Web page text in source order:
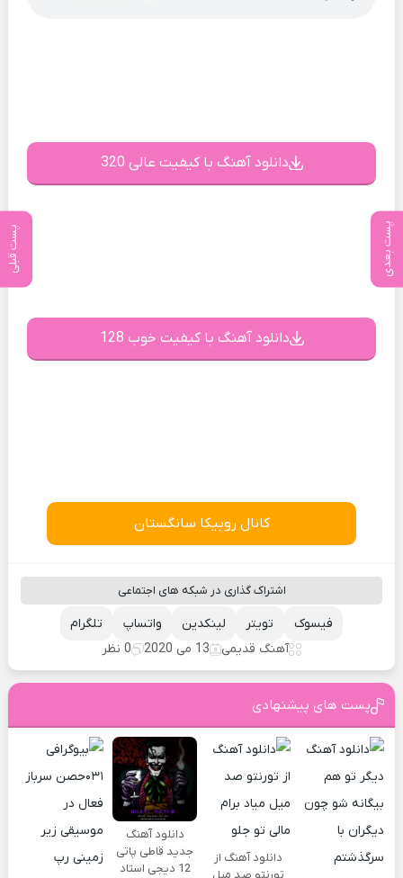
پست بعدی پست قبلی
دانلود آهنگ با کیفیت عالی 320
دانلود آهنگ با کیفیت خوب 128
کانال روبیکا سانگستان
اشتراک گذاری در شبکه های اجتماعی
تلگرام واتساپ لینکدین تویتر
فیسوک
آهنگ قدیمی
13 می 2020 0 نظر
پست های پیشنهادی
دانلود آهنگ از
دانلود آهنگ
جدید قاطی پاتی
12 دیجی استاد